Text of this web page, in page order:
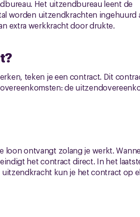
Het uitzendbureau leent de
worden uitzendkrachten ingehuurd
extra werkkracht door drukte.
teken je een contract. Dit
de
ontvangt zolang je werkt.
het contract direct. In het
kun je het contract op